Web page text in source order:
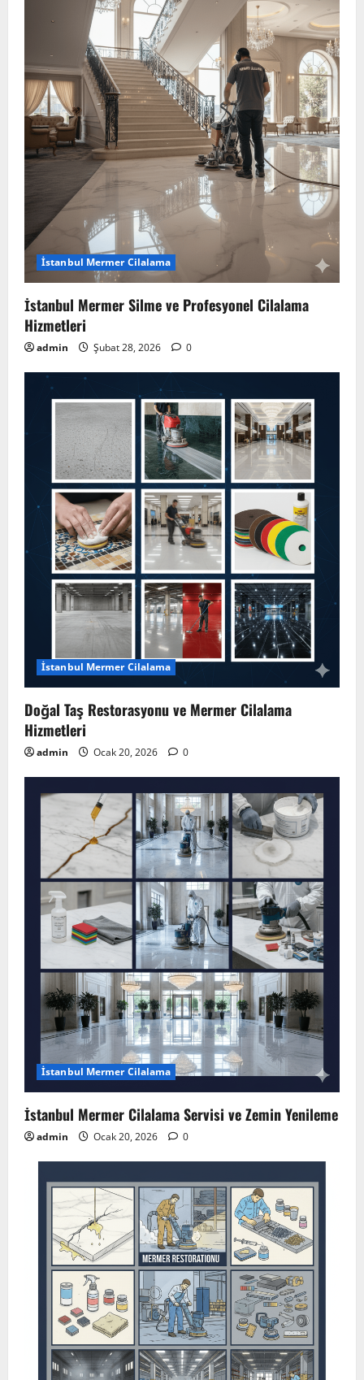
İstanbul Mermer Cilalama
İstanbul Mermer Silme ve Profesyonel Cilalama
Hizmetleri
admin Şubat 28, 2026 0
İstanbul Mermer Cilalama
Doğal Taş Restorasyonu ve Mermer Cilalama
Hizmetleri
admin Ocak 20, 2026 0
İstanbul Mermer Cilalama
İstanbul Mermer Cilalama Servisi ve Zemin Yenileme
admin Ocak 20, 2026 0